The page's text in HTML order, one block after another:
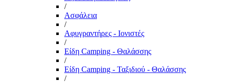
/
Ασφάλεια
/
Αφυγραντήρες - Ιονιστές
/
Είδη Camping - Θαλάσσης
/
Είδη Camping - Ταξιδιού - Θαλάσσης
/